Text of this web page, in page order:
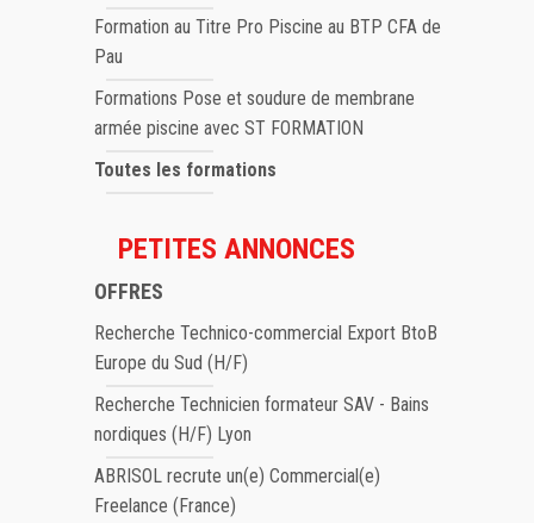
Formation au Titre Pro Piscine au BTP CFA de
Pau
Formations Pose et soudure de membrane
armée piscine avec ST FORMATION
Toutes les formations
PETITES ANNONCES
OFFRES
Recherche Technico-commercial Export BtoB
Europe du Sud (H/F)
Recherche Technicien formateur SAV - Bains
nordiques (H/F) Lyon
ABRISOL recrute un(e) Commercial(e)
Freelance (France)